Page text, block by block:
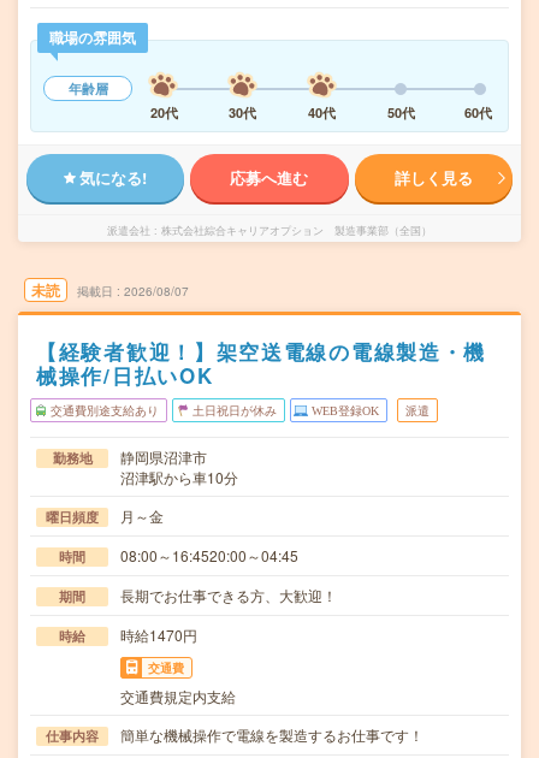
職場の雰囲気
年齢層
20代
30代 40代 50代 60代
気になる! 応募へ進む 詳しく見る
派遣会社 株式会社綜合キャリアオプション 製造事業部（全国）
未読 掲載日 2026/08/07
【経験者歓迎！】架空送電線の電線製造・機
械操作/日払いOK
交通費別途支給あり 土日祝日が休み WEB登録OK 派遣
勤務地
静岡県沼津市
沼津駅から車10分
曜日頻度 月～金
時間 08:00～16:4520:00～04:45
期間 長期でお仕事できる方、大歓迎！
時給 時給1470円
交通費
交通費規定内支給
仕事内容 簡単な機械操作で電線を製造するお仕事です！